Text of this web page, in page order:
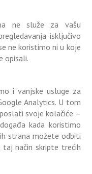
ne služe za vašu
isključivo
ne koristimo ni u koje
opisali.
i vanjske usluge za
Analytics. U tom
svoje kolačiće –
kada koristimo
strana možete odbiti
način skripte trećih